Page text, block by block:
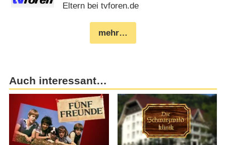
Eltern bei tvforen.de
mehr…
Auch interessant…